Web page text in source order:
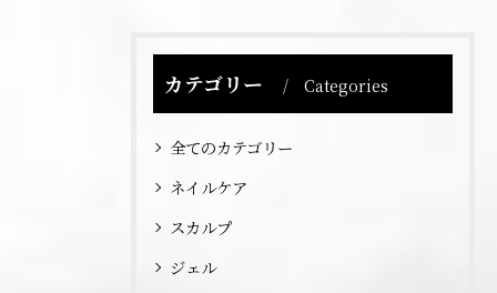
カテゴリー Categories
全てのカテゴリー
ネイルケア
スカルプ
ジェル